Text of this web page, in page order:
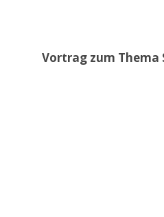
Vortrag zum Thema